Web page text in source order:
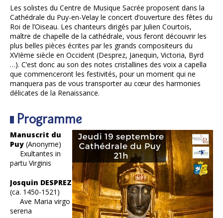
Les solistes du Centre de Musique Sacrée proposent dans la
Cathédrale du Puy-en-Velay le concert d’ouverture des fêtes du
Roi de l’Oiseau. Les chanteurs dirigés par Julien Courtois,
maître de chapelle de la cathédrale, vous feront découvrir les
plus belles pièces écrites par les grands compositeurs du
XVIème siècle en Occident (Desprez, Janequin, Victoria, Byrd
…). C’est donc au son des notes cristallines des voix a capella
que commenceront les festivités, pour un moment qui ne
manquera pas de vous transporter au cœur des harmonies
délicates de la Renaissance.
Programme
Manuscrit du
Puy (Anonyme)
Exultantes in
partu Virginis
Josquin DESPREZ
(ca. 1450-1521)
Ave Maria virgo
serena